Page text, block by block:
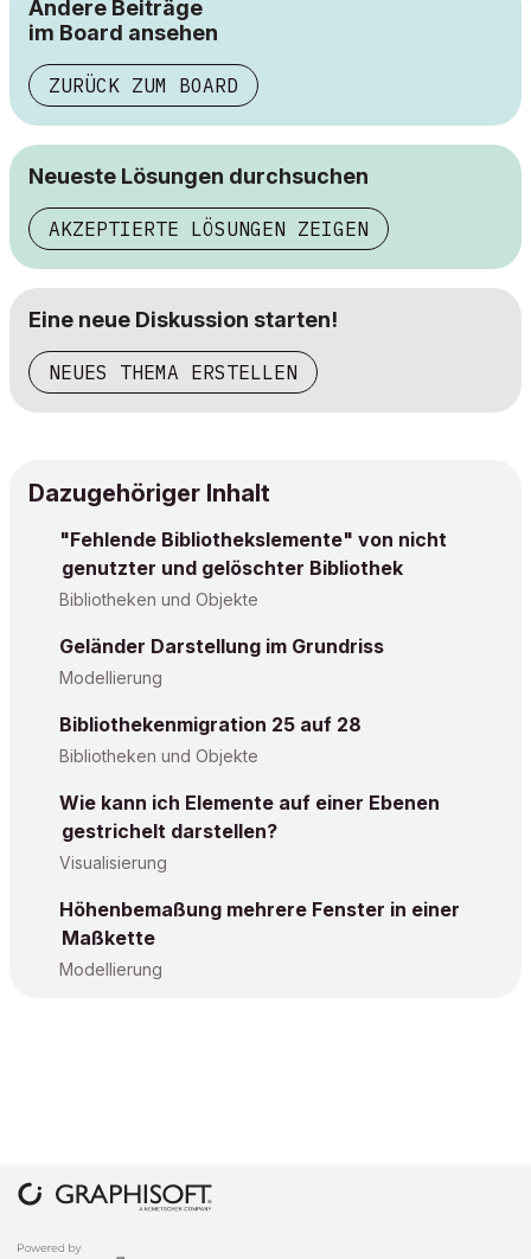
Andere Beiträge
im Board ansehen
ZURÜCK ZUM BOARD
Neueste Lösungen durchsuchen
AKZEPTIERTE LÖSUNGEN ZEIGEN
Eine neue Diskussion starten!
NEUES THEMA ERSTELLEN
Dazugehöriger Inhalt
"Fehlende Bibliothekslemente" von nicht
genutzter und gelöschter Bibliothek
Bibliotheken und Objekte
Geländer Darstellung im Grundriss
Modellierung
Bibliothekenmigration 25 auf 28
Bibliotheken und Objekte
Wie kann ich Elemente auf einer Ebenen
gestrichelt darstellen?
Visualisierung
Höhenbemaßung mehrere Fenster in einer
Maßkette
Modellierung